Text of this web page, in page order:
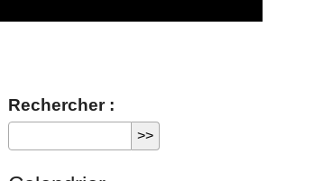
Rechercher :